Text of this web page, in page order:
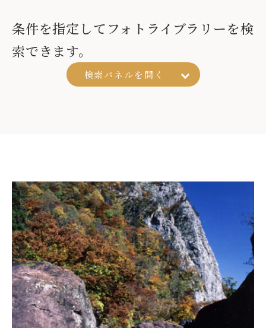
条件を指定してフォトライブラリーを検
索できます。
検索パネルを 開く